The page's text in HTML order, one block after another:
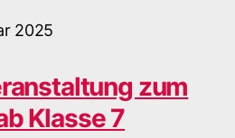
2025
zum
Klasse 7